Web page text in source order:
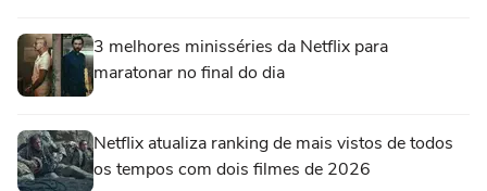
3 melhores minisséries da Netflix para
maratonar no final do dia
Netflix atualiza ranking de mais vistos de todos
os tempos com dois filmes de 2026